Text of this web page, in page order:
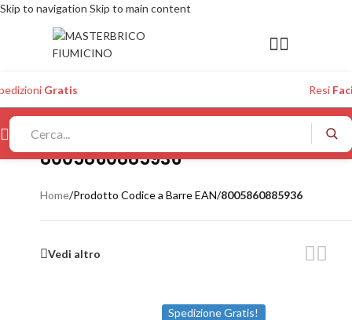
Skip to navigation Skip to main content
Gratis Resi
8005860885936
Home/Prodotto Codice a Barre EAN/8005860885936
Vedi altro
Spedizione Gratis!